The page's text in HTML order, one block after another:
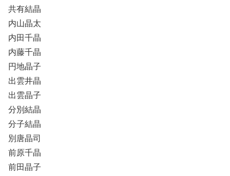
共有結晶
内山晶太
内田千晶
内藤千晶
円地晶子
出雲井晶
出雲晶子
分別結晶
分子結晶
別唐晶司
前原千晶
前田晶子